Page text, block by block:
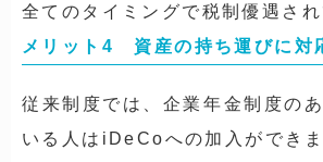
全てのタイミングで税制優遇され
メリット4 資産の持ち運びに対
従来制度では、企業年金制度の
いる人はiDeCoへの加入ができま